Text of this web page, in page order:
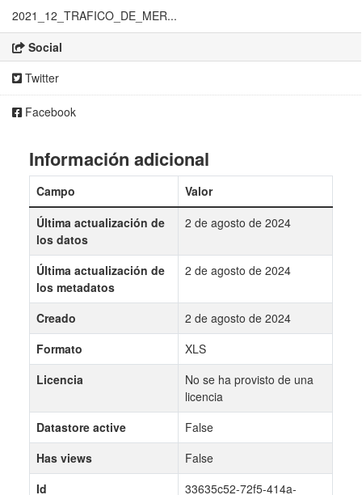
2021_12_TRAFICO_DE_MER...
Social
Twitter
Facebook
Información adicional
Campo
Valor
Última actualización de
los datos
2 de agosto de 2024
Última actualización de
los metadatos
2 de agosto de 2024
Creado
2 de agosto de 2024
Formato
XLS
Licencia
No se ha provisto de una
licencia
Datastore active
False
Has views
False
Id
33635c52-72f5-414a-